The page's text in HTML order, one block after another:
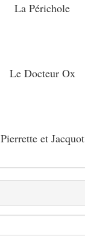
La Périchole
Le Docteur Ox
Pierrette et Jacquot